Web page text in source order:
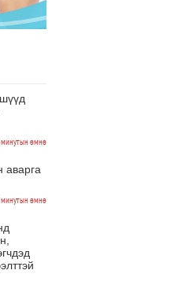
минутын өмнө
минутын өмнө